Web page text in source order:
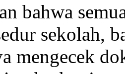
bahwa
sekolah,
mengecek